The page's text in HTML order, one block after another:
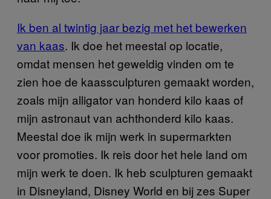
Ik ben al twintig jaar bezig met het bewerken
van kaas. Ik doe het meestal op locatie,
omdat mensen het geweldig vinden om te
zien hoe de kaassculpturen gemaakt worden,
zoals mijn alligator van honderd kilo kaas of
mijn astronaut van achthonderd kilo kaas.
Meestal doe ik mijn werk in supermarkten
voor promoties. Ik reis door het hele land om
mijn werk te doen. Ik heb sculpturen gemaakt
in Disneyland, Disney World en bij zes Super